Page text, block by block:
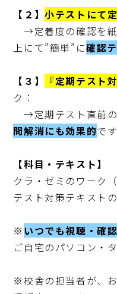
【２】小テストにて
→定着度の確認を
上にて”簡単”に確認
【３】 『定期テスト
ク：
→定期テスト直前
問解消にも効果的です
【科目・テキスト】
クラ・ゼミのワーク
テスト対策テキスト
※ いつでも視聴・確
ご自宅のパソコン・
※校舎の担当者が、